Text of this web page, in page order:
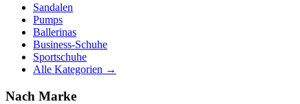
Sandalen
Pumps
Ballerinas
Business-Schuhe
Sportschuhe
Alle Kategorien →
Nach Marke